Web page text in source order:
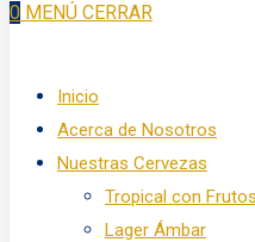
0 MENÚ CERRAR
Inicio
Acerca de Nosotros
Nuestras Cervezas
Tropical con
Lager Ámbar